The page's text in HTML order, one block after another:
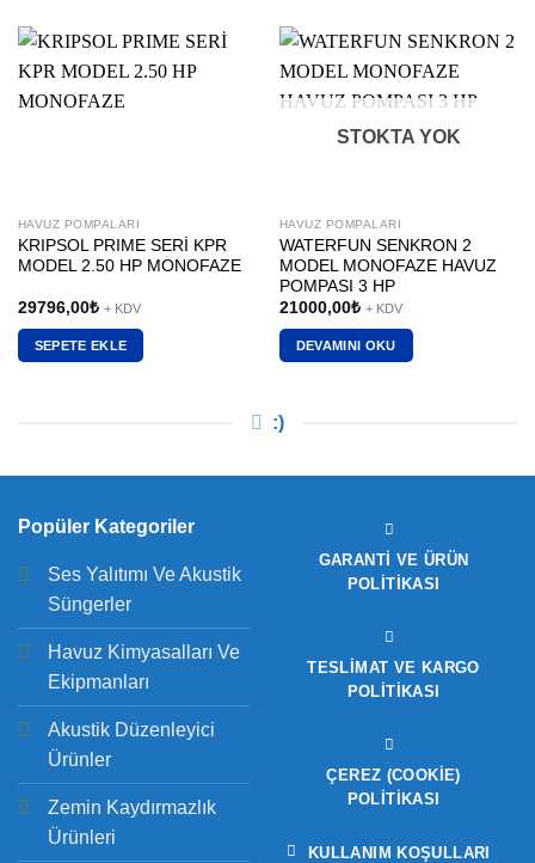
HAVUZ POMPALARI
KRIPSOL PRIME SERİ KPR
MODEL 2.50 HP MONOFAZE
29796,00₺ + KDV
SEPETE EKLE
STOKTA YOK
HAVUZ POMPALARI
WATERFUN SENKRON 2
MODEL MONOFAZE HAVUZ
POMPASI 3 HP
21000,00₺ + KDV
DEVAMINI OKU
:)
Popüler Kategoriler
Ses Yalıtımı Ve Akustik
Süngerler
Havuz Kimyasalları Ve
Ekipmanları
Akustik Düzenleyici
Ürünler
Zemin Kaydırmazlık
Ürünleri
GARANTI VE ÜRÜN
POLITIKASI
TESLIMAT VE KARGO
POLITIKASI
ÇEREZ (COOKIE)
POLITIKASI
KULLANIM KOŞULLARI